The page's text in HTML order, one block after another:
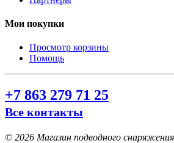
Мои покупки
Просмотр корзины
Помощь
+7 863 279 71 25
Все контакты
© 2026 Магазин подводного